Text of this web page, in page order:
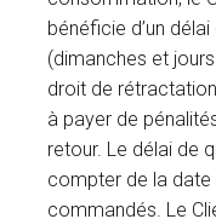
bénéficie d’un
(dimanches et
droit de
à payer de
retour. Le délai de
compter de la
commandés. Le